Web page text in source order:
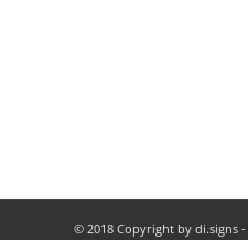
© 2018 Copyright by di.signs